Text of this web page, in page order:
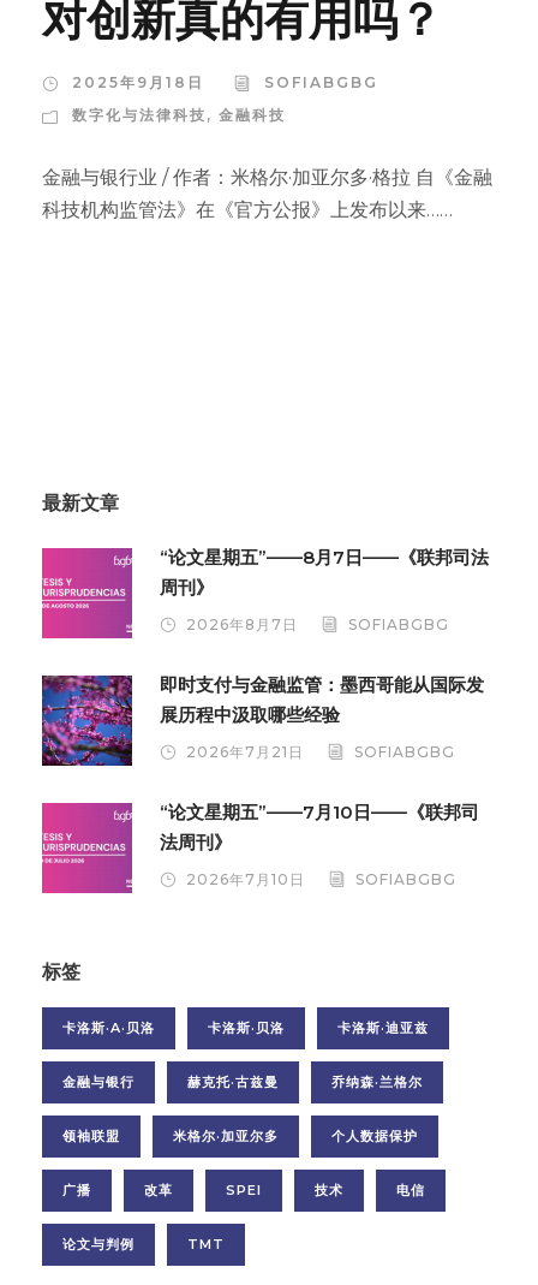
对创新真的有用吗？
2025年9月18日
SOFIABGBG
数字化与法律科技 , 金融科技
金融与银行业 / 作者：米格尔·加亚尔多·格拉 自《金融
科技机构监管法》在《官方公报》上发布以来……
最新文章
“论文星期五”——8月7日——《联邦司法
周刊》
2026年8月7日 SOFIABGBG
即时支付与金融监管：墨西哥能从国际发
展历程中汲取哪些经验
2026年7月21日 SOFIABGBG
“论文星期五”——7月10日——《联邦司
法周刊》
2026年7月10日 SOFIABGBG
标签
卡洛斯·A·贝洛 卡洛斯·贝洛 卡洛斯·迪亚兹
金融与银行 赫克托·古兹曼 乔纳森·兰格尔
领袖联盟 米格尔·加亚尔多 个人数据保护
广播 改革 SPEI 技术 电信
论文与判例 TMT